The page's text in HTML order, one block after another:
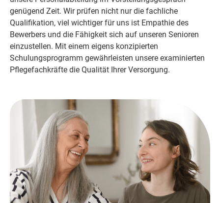
genügend Zeit. Wir prüfen nicht nur die fachliche
Qualifikation, viel wichtiger für uns ist Empathie des
Bewerbers und die Fähigkeit sich auf unseren Senioren
einzustellen. Mit einem eigens konzipierten
Schulungsprogramm gewährleisten unsere examinierten
Pflegefachkräfte die Qualität Ihrer Versorgung.